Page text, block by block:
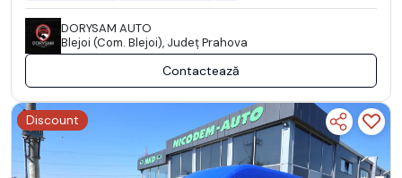
DORYSAM AUTO
Blejoi (Com. Blejoi), Județ Prahova
Contactează
Discount